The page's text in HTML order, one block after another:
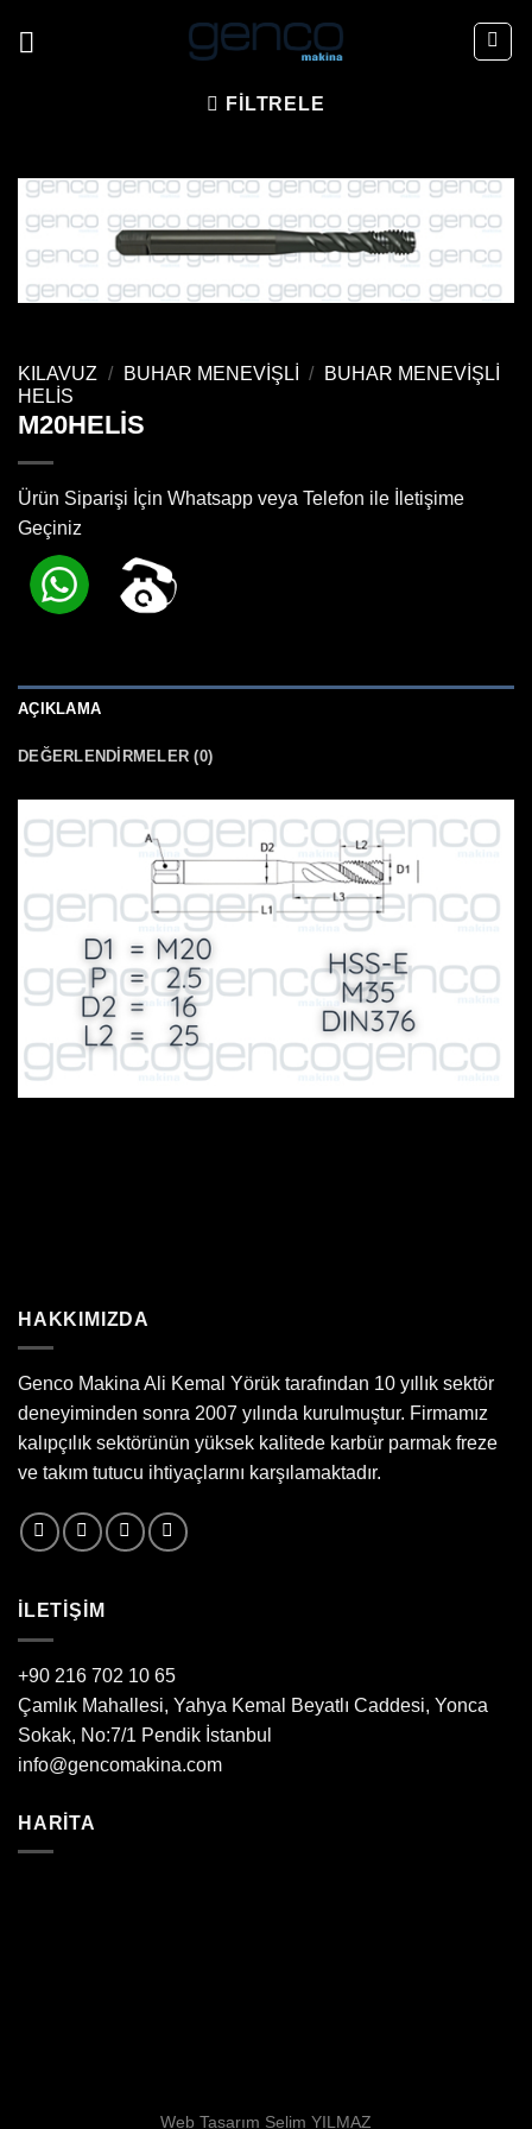
FILTRELE
KILAVUZ / BUHAR MENEVIŞLI /
BUHAR MENEVIŞLI
HELIS
M20HELİS
Ürün Siparişi İçin Whatsapp veya Telefon ile İletişime
Geçiniz
AÇIKLAMA
DEĞERLENDIRMELER (0)
HAKKIMIZDA
Genco Makina Ali Kemal Yörük tarafından 10 yıllık sektör
deneyiminden sonra 2007 yılında kurulmuştur. Firmamız
kalıpçılık sektörünün yüksek kalitede karbür parmak freze
ve takım tutucu ihtiyaçlarını karşılamaktadır.
ILETIŞIM
+90 216 702 10 65
Çamlık Mahallesi, Yahya Kemal Beyatlı Caddesi, Yonca
Sokak, No:7/1 Pendik İstanbul
info@gencomakina.com
HARITA
Web Tasarım Selim YILMAZ